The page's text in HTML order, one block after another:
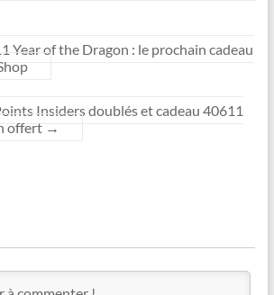
Year of the Dragon : le prochain cadeau
Insiders doublés et cadeau 40611
offert →